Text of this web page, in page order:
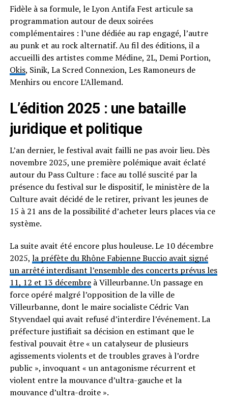
Fidèle à sa formule, le Lyon Antifa Fest articule sa
programmation autour de deux soirées
complémentaires : l’une dédiée au rap engagé, l’autre
au punk et au rock alternatif. Au fil des éditions, il a
accueilli des artistes comme Médine, 2L, Demi Portion,
Okis, Sinik, La Scred Connexion, Les Ramoneurs de
Menhirs ou encore L’Allemand.
L’édition 2025 : une bataille
juridique et politique
L’an dernier, le festival avait failli ne pas avoir lieu. Dès
novembre 2025, une première polémique avait éclaté
autour du Pass Culture : face au tollé suscité par la
présence du festival sur le dispositif, le ministère de la
Culture avait décidé de le retirer, privant les jeunes de
15 à 21 ans de la possibilité d’acheter leurs places via ce
système.
La suite avait été encore plus houleuse. Le 10 décembre
2025, la préfète du Rhône Fabienne Buccio avait signé
un arrêté interdisant l’ensemble des concerts prévus les
11, 12 et 13 décembreà Villeurbanne. Un passage en
force opéré malgré l’opposition de la ville de
Villeurbanne, dont le maire socialiste Cédric Van
Styvendael qui avait refusé d’interdire l’événement. La
préfecture justifiait sa décision en estimant que le
festival pouvait être « un catalyseur de plusieurs
agissements violents et de troubles graves à l’ordre
public », invoquant « un antagonisme récurrent et
violent entre la mouvance d’ultra-gauche et la
mouvance d’ultra-droite ».